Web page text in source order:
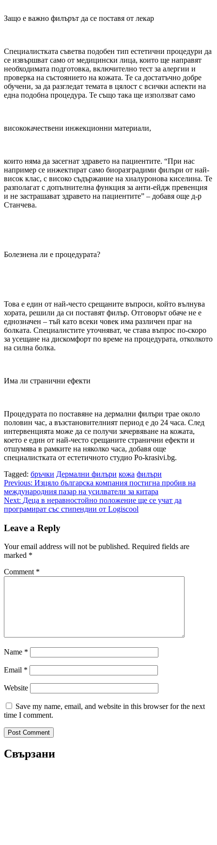
Защо е важно филърът да се поставя от лекар
Специалистката съветва подобен тип естетични процедури да
се извършват само от медицински лица, които ще направят
необходимата подготовка, включително тест за алергии и
проверка на състоянието на кожата. Те са достатъчно добре
обучени, за да разгледат темата в цялост с всички аспекти на
една подобна процедура. Те също така ще използват само
висококачествени инжекционни материали,
които няма да засегнат здравето на пациентите. “При нас
например се инжектират само биоразградими филъри от най-
висок клас, с високо съдържание на хиалуронова киселина. Те
разполагат с допълнителна функция за анти-ейдж превенция
и не застрашават здравето на пациентите” – добавя още д-р
Станчева.
Болезнена ли е процедурата?
Това е един от най-често срещаните въпроси, който вълнува
хората, решили да си поставят филър. Отговорът обаче не е
еднозначен – тъй като всеки човек има различен праг на
болката. Специалистите уточняват, че става въпрос по-скоро
за усещане на дискомфорт по време на процедурата, отколкото
на силна болка.
Има ли странични ефекти
Процедурата по поставяне на дермални филъри трае около
половин час, а възстановителният период е до 24 часа. След
интервенцията може да се получи зачервяване на кожата,
което е един от най-често срещаните странични ефекти и
отшумява в рамките на няколко часа, добавя още
специалистката от естетичното студио Po-krasivi.bg.
Tagged: бръчки Дермални филъри кожа филъри
Post
navigation
Previous: Изцяло българска компания постигна пробив на
международния пазар на усилватели за китара
Next: Деца в неравностойно положение ще се учат да
програмират със стипендии от Logiscool
Leave a Reply
Your email address will not be published. Required fields are
marked *
Comment *
Name *
Email *
Website
Save my name, email, and website in this browser for the next
time I comment.
Свързани